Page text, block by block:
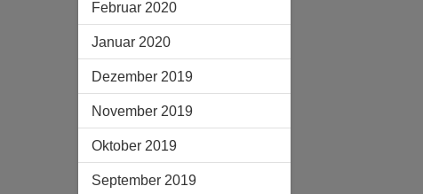
Februar 2020
Januar 2020
Dezember 2019
November 2019
Oktober 2019
September 2019